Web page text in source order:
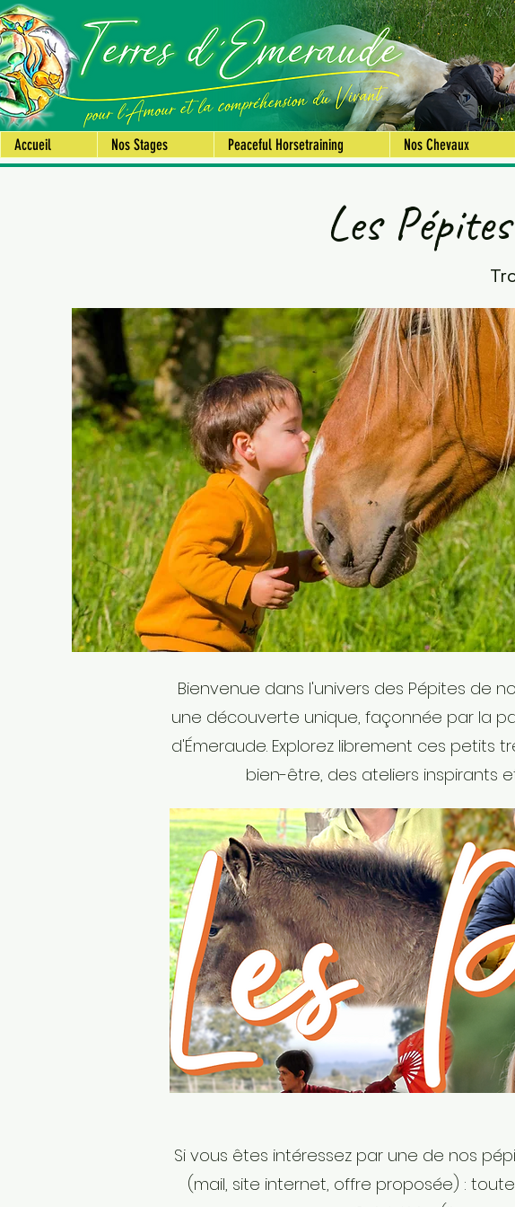
Accueil Nos Stages Peaceful Horsetraining Nos Chevaux
Les
Bienvenue dans l'univers des Pépites de
une découverte unique, façonnée par la
d'Émeraude. Explorez librement ces petits
bien-être, des ateliers inspirants
Si vous êtes intéressez par une de nos
(mail, site internet, offre proposée) :